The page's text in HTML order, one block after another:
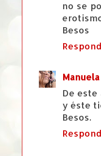
no se
Besos
Manuela
De este
y éste
Besos.